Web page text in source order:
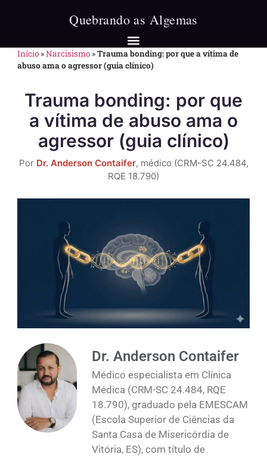
Início »Narcisismo »Trauma bonding: por que a vítima de
abuso ama o agressor (guia clínico)
Trauma bonding: por que
a vítima de abuso ama o
agressor (guia clínico)
Por Dr. Anderson Contaifer, médico (CRM-SC 24.484,
RQE 18.790)
Dr. Anderson Contaifer
Médico especialista em Clínica
Médica (CRM-SC 24.484, RQE
18.790), graduado pela EMESCAM
(Escola Superior de Ciências da
Santa Casa de Misericórdia de
Vitória, ES), com título de